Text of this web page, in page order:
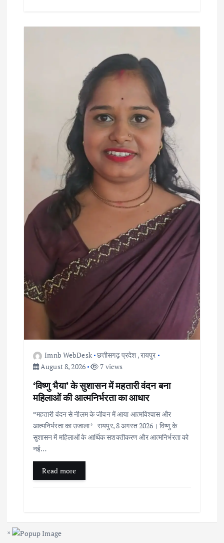
Imnb WebDesk छत्तीसगढ़ प्रदेश ,रायपुर
August 8, 2026
7 views
‘विष्णु भैया’ के सुशासन में महतारी वंदन बना
महिलाओं की आत्मनिर्भरता का आधार
*महतारी वंदन से नीलम के जीवन में आया आत्मविश्वास और
आत्मनिर्भरता का उजाला* रायपुर, 8 अगस्त 2026। विष्णु के
सुशासन में महिलाओं के आर्थिक सशक्तीकरण और आत्मनिर्भरता को
नई…
Read more
×